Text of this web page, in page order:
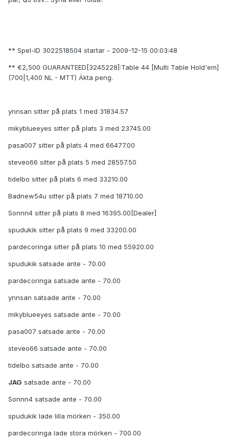
** Spel-ID 3022518504 startar - 2009-12-15 00:03:48
** €2,500 GUARANTEED[3245228]:Table 44 [Multi Table Hold'em]
(700|1,400 NL - MTT) Äkta peng.
ynnsan sitter på plats 1 med 31834.57
mikyblueeyes sitter på plats 3 med 23745.00
pasa007 sitter på plats 4 med 66477.00
steveo66 sitter på plats 5 med 28557.50
tidelbo sitter på plats 6 med 33210.00
Badnew54u sitter på plats 7 med 18710.00
Sonnn4 sitter på plats 8 med 16395.00[Dealer]
spudukik sitter på plats 9 med 33200.00
pardecoringa sitter på plats 10 med 55920.00
spudukik satsade ante - 70.00
pardecoringa satsade ante - 70.00
ynnsan satsade ante - 70.00
mikyblueeyes satsade ante - 70.00
pasa007 satsade ante - 70.00
steveo66 satsade ante - 70.00
tidelbo satsade ante - 70.00
JAG satsade ante - 70.00
Sonnn4 satsade ante - 70.00
spudukik lade lilla mörken - 350.00
pardecoringa lade stora mörken - 700.00